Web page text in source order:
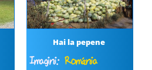
Hai la pepene
Imagini:România